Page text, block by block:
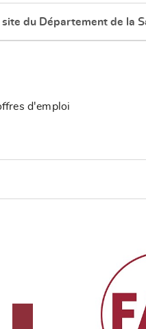
site du Département de la
d'emploi